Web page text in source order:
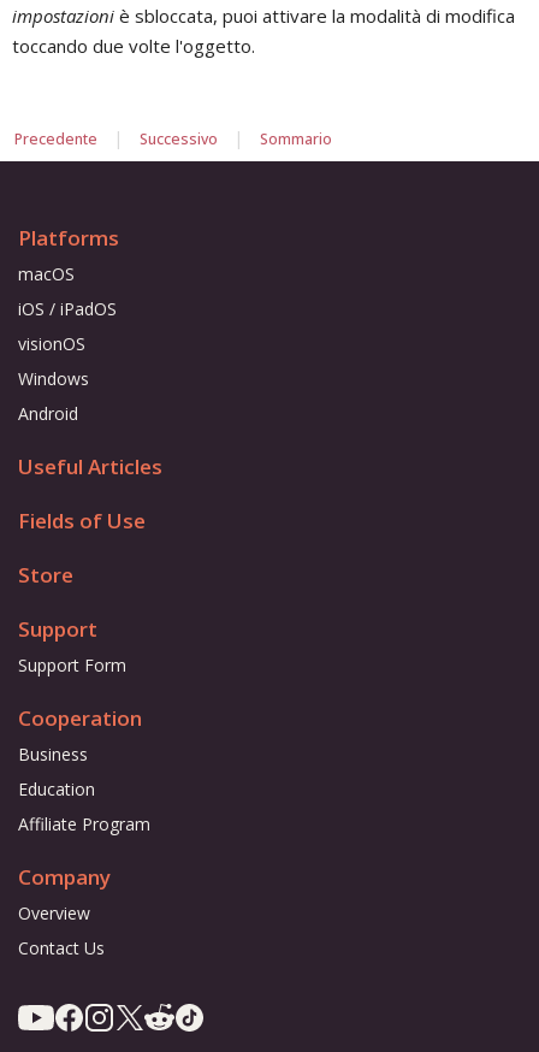
impostazioni è sbloccata, puoi attivare la modalità di modifica
toccando due volte l'oggetto.
Precedente | Successivo | Sommario
Platforms
macOS
iOS / iPadOS
visionOS
Windows
Android
Useful Articles
Fields of Use
Store
Support
Support Form
Cooperation
Business
Education
Affiliate Program
Company
Overview
Contact Us